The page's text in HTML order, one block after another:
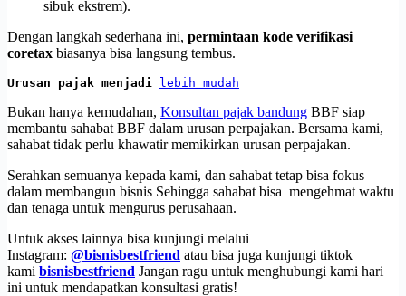
sibuk ekstrem).
Dengan langkah sederhana ini, permintaan kode verifikasi
coretax biasanya bisa langsung tembus.
Urusan pajak menjadi lebih mudah
Bukan hanya kemudahan, Konsultan pajak bandung BBF siap
membantu sahabat BBF dalam urusan perpajakan. Bersama kami,
sahabat tidak perlu khawatir memikirkan urusan perpajakan.
Serahkan semuanya kepada kami, dan sahabat tetap bisa fokus
dalam membangun bisnis Sehingga sahabat bisa mengehmat waktu
dan tenaga untuk mengurus perusahaan.
Untuk akses lainnya bisa kunjungi melalui
Instagram: @bisnisbestfriend atau bisa juga kunjungi tiktok
kami bisnisbestfriend Jangan ragu untuk menghubungi kami hari
ini untuk mendapatkan konsultasi gratis!